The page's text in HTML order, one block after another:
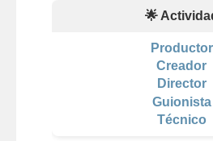
🌟
Productor
Creador
Director
Guionista
Técnico